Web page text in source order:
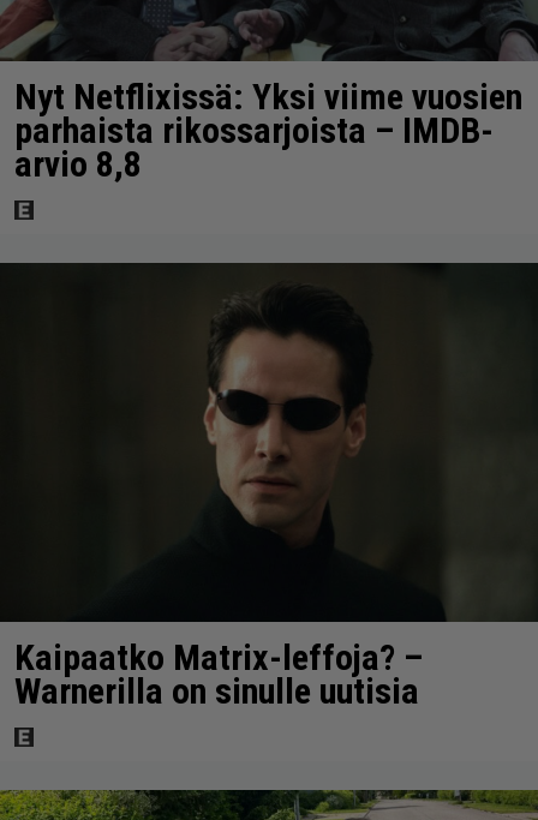
Nyt Netflixissä: Yksi viime vuosien
parhaista rikossarjoista – IMDB-
arvio 8,8
Kaipaatko Matrix-leffoja? –
Warnerilla on sinulle uutisia